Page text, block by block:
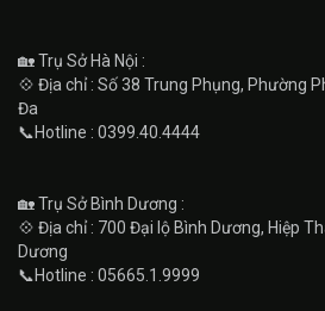
🏡 Trụ Sở Hà Nội :
💠 Địa chỉ : Số 38 Trung Phụng, Phường
Đa
📞Hotline : 0399.40.4444
🏡 Trụ Sở Bình Dương :
💠 Địa chỉ : 700 Đại lộ Bình Dương, Hiệp
Dương
📞Hotline : 05665.1.9999